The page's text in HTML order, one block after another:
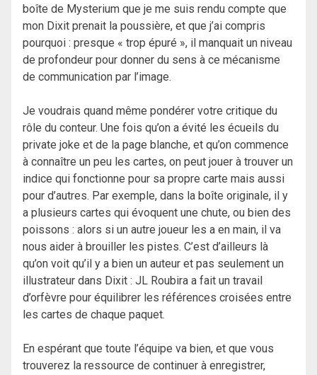
boîte de Mysterium que je me suis rendu compte que
mon Dixit prenait la poussière, et que j’ai compris
pourquoi : presque « trop épuré », il manquait un niveau
de profondeur pour donner du sens à ce mécanisme
de communication par l’image.
Je voudrais quand même pondérer votre critique du
rôle du conteur. Une fois qu’on a évité les écueils du
private joke et de la page blanche, et qu’on commence
à connaître un peu les cartes, on peut jouer à trouver un
indice qui fonctionne pour sa propre carte mais aussi
pour d’autres. Par exemple, dans la boîte originale, il y
a plusieurs cartes qui évoquent une chute, ou bien des
poissons : alors si un autre joueur les a en main, il va
nous aider à brouiller les pistes. C’est d’ailleurs là
qu’on voit qu’il y a bien un auteur et pas seulement un
illustrateur dans Dixit : JL Roubira a fait un travail
d’orfèvre pour équilibrer les références croisées entre
les cartes de chaque paquet.
En espérant que toute l’équipe va bien, et que vous
trouverez la ressource de continuer à enregistrer,